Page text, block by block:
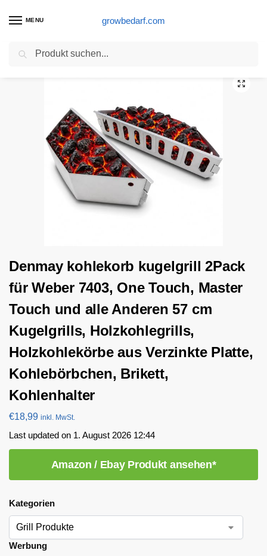
MENU growbedarf.com
Start Grill Produkte / Denmay kohlekorb kugelgrill 2Pack für Weber 7403, One Touch, Master Touch und alle Anderen 57 cm Kugelgrills, Holzkohlegrills, Holzkohlekörbe aus Verzinkte Platte, Kohlebörbchen, Brikett, Kohlenhalter
Denmay kohlekorb kugelgrill 2Pack
für Weber 7403, One Touch, Master
Touch und alle Anderen 57 cm
Kugelgrills, Holzkohlegrills,
Holzkohlekörbe aus Verzinkte Platte,
Kohlebörbchen, Brikett,
Kohlenhalter
€18,99 inkl. MwSt.
Last updated on 1. August 2026 12:44
Amazon / Ebay Produkt ansehen*
Kategorien
Werbung